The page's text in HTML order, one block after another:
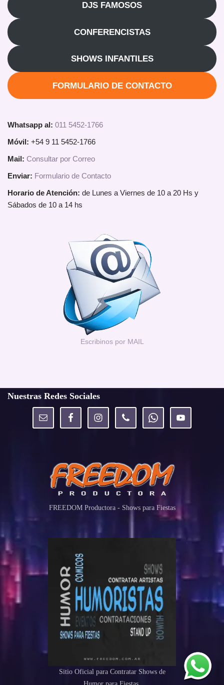
DJS FAMOSOS
CONFERENCISTAS
SHOWS INFANTILES
FORMULARIO DE CONTACTO
Whatsapp al: 011 5452-1766
Móvil: +54 9 11 5452-1766
Mail: Consultar por Correo
Enviar: Formulario de Contacto
Horario de Atención: de Lunes a Viernes de 10 a 20 Hs y
Sábados de 10 a 14 hs
Escribinos por MAIL
Nuestras Redes Sociales
FREEDOM Productora - Shows para Fiestas
Sitio Oficial para Contratar Shows de